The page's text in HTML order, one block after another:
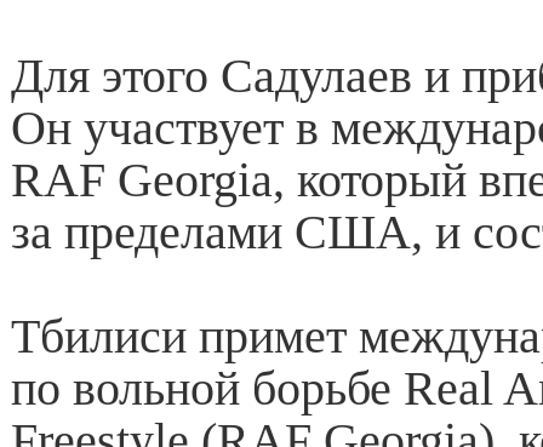
Для этого Садулаев и
Он участвует в
RAF Georgia, который
за пределами США, и
Тбилиси примет
по вольной борьбе Real